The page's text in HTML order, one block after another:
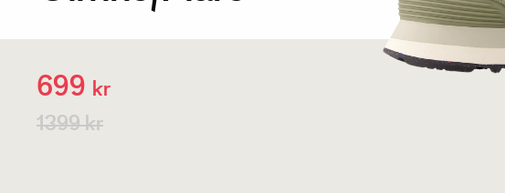
699 kr
1399 kr